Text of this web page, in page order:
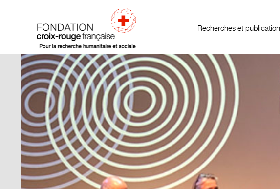
Recherches et